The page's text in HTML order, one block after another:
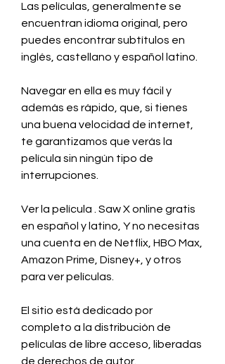
Las películas, generalmente se
encuentran idioma original, pero
puedes encontrar subtítulos en
inglés, castellano y español latino.
Navegar en ella es muy fácil y
además es rápido, que, si tienes
una buena velocidad de internet,
te garantizamos que verás la
película sin ningún tipo de
interrupciones.
Ver la película . Saw X online gratis
en español y latino, Y no necesitas
una cuenta en de Netflix, HBO Max,
Amazon Prime, Disney+, y otros
para ver películas.
El sitio está dedicado por
completo a la distribución de
películas de libre acceso, liberadas
de derechos de autor.